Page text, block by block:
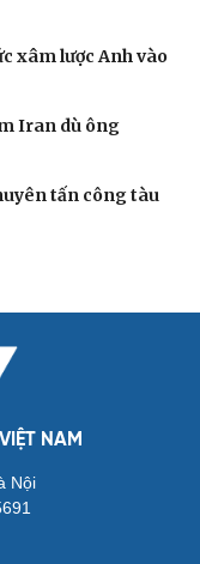
xâm lược Anh vào
Iran dù ông
tấn công tàu
NAM
Nội